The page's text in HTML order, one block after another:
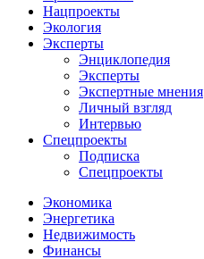
Нацпроекты
Экология
Эксперты
Энциклопедия
Эксперты
Экспертные мнения
Личный взгляд
Интервью
Спецпроекты
Подписка
Спецпроекты
Экономика
Энергетика
Недвижимость
Финансы